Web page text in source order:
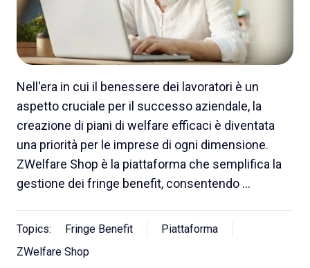
Nell'era in cui il benessere dei lavoratori è un
aspetto cruciale per il successo aziendale, la
creazione di piani di welfare efficaci è diventata
una priorità per le imprese di ogni dimensione.
ZWelfare Shop è la piattaforma che semplifica la
gestione dei fringe benefit, consentendo …
Topics: Fringe Benefit
Piattaforma
ZWelfare Shop